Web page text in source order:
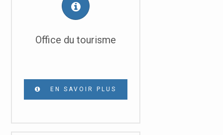
Office du tourisme
EN SAVOIR PLUS